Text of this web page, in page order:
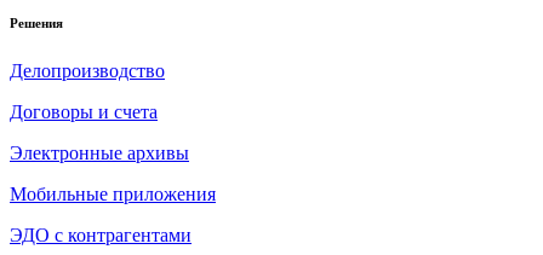
Решения
Делопроизводство
Договоры и счета
Электронные архивы
Мобильные приложения
ЭДО с контрагентами